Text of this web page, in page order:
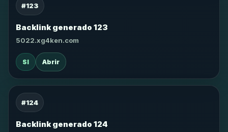
#123
Backlink generado 123
5022.xg4ken.com
SI Abrir
#124
Backlink generado 124